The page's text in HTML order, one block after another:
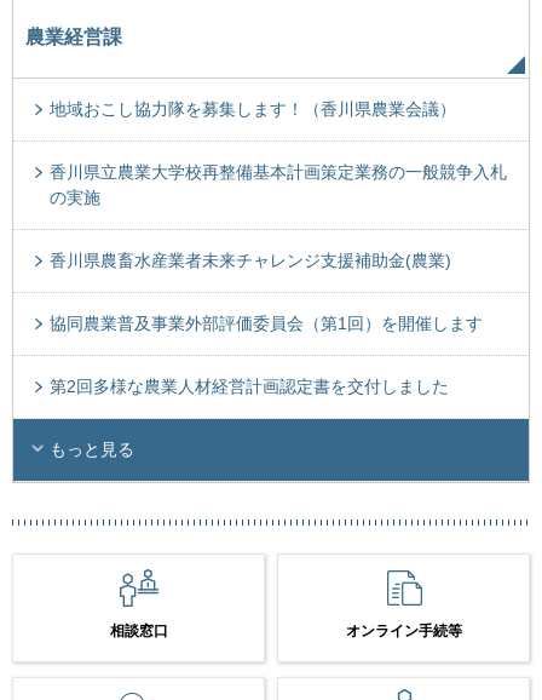
農業経営課
地域おこし協力隊を募集します！（香川県農業会議）
香川県立農業大学校再整備基本計画策定業務の一般競争入札
の実施
香川県農畜水産業者未来チャレンジ支援補助金(農業)
協同農業普及事業外部評価委員会（第1回）を開催します
第2回多様な農業人材経営計画認定書を交付しました
もっと見る
相談窓口 オンライン手続等